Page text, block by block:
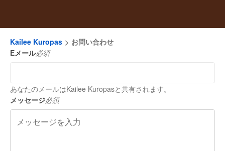
Kailee Kuropas
お問い合わせ
Eメール必須
あなたのメールはKailee Kuropasと共有されます。
メッセージ必須